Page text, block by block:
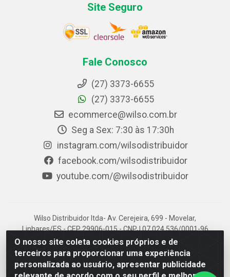
O nosso site coleta cookies próprios e de
terceiros para proporcionar uma experiência
personalizada ao usuário, apresentar publicidade
Site Seguro
Fale Conosco
(27) 3373-6655
(27) 3373-6655
ecommerce@wilso.com.br
Seg a Sex: 7:30 às 17:30h
instagram.com/wilsodistribuidor
facebook.com/wilsodistribuidor
youtube.com/@wilsodistribuidor
Wilso Distribuidor ltda- Av. Cerejeira, 699 - Movelar,
Linhares/ES - CEP 29906-015 - CNPJ 07.024.536/0001-96